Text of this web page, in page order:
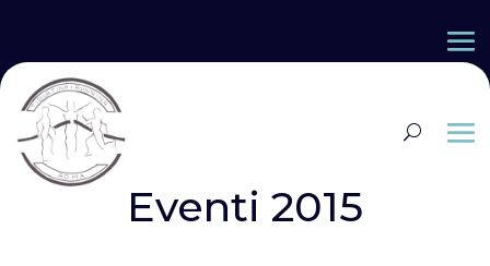
Eventi 2015